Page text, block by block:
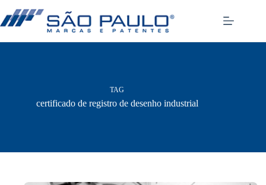
para
o
TAG
certificado de registro de desenho industrial